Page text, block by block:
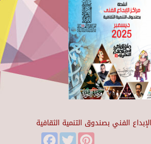
الفني بصندوق التنمية الثقافية
FacebookTwitter